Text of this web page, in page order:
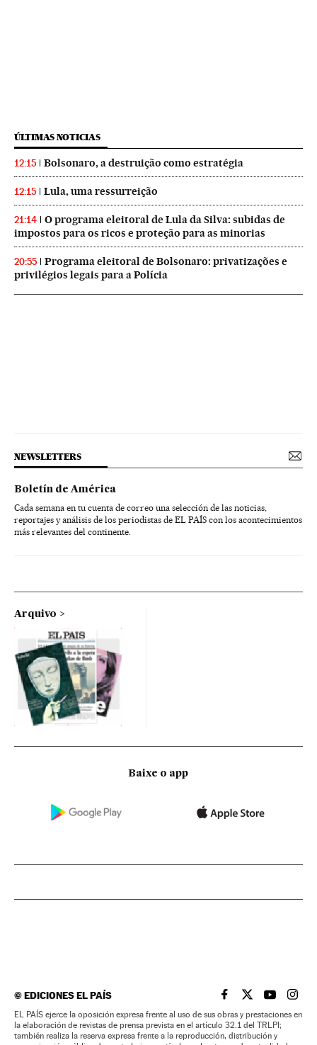
ÚLTIMAS NOTICIAS
12:15 Bolsonaro, a destruição como estratégia
12:15 Lula, uma ressurreição
21:14
O programa eleitoral de Lula da Silva: subidas de
impostos para os ricos e proteção para as minorias
20:55
Programa eleitoral de Bolsonaro: privatizações e
privilégios legais para a Polícia
NEWSLETTERS
Boletín de América
Cada semana en tu cuenta de correo una selección de las noticias,
reportajes y análisis de los periodistas de EL PAÍS con los acontecimientos
más relevantes del continente.
Arquivo
Baixe o app
©EDICIONES EL PAÍS EL PAÍS BRASIL EN
EL PAÍSEL PAÍS
EL
EL PAÍS ejerce la oposición expresa frente al uso de sus obras y prestaciones en
la elaboración de revistas de prensa prevista en el artículo 32.1 del TRLPI;
también realiza la reserva expresa frente a la reproducción, distribución y